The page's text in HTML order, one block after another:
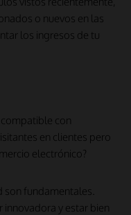
o nuevos en las
los ingresos de tu
con
en clientes pero
electrónico?
son fundamentales.
innovadora y estar bien